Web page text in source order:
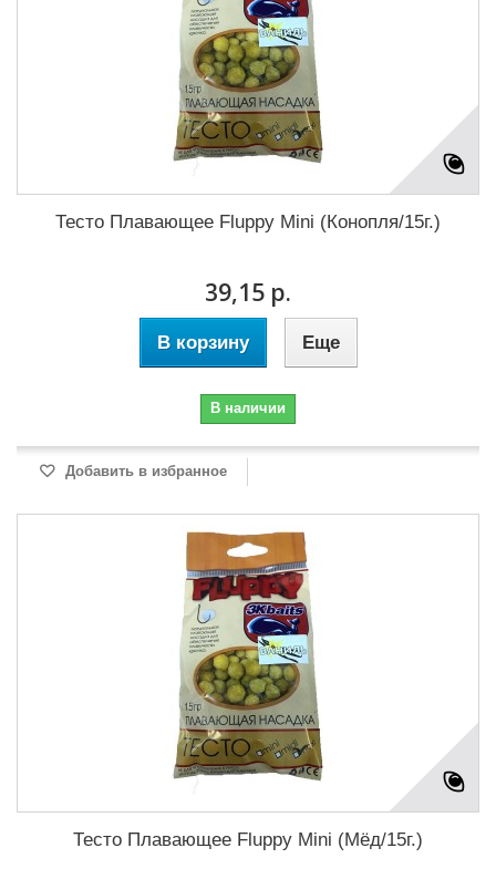
Тесто Плавающее Fluppy Mini (Конопля/15г.)
39,15 р.
В корзину Еще
В наличии
Добавить в избранное
Тесто Плавающее Fluppy Mini (Мёд/15г.)